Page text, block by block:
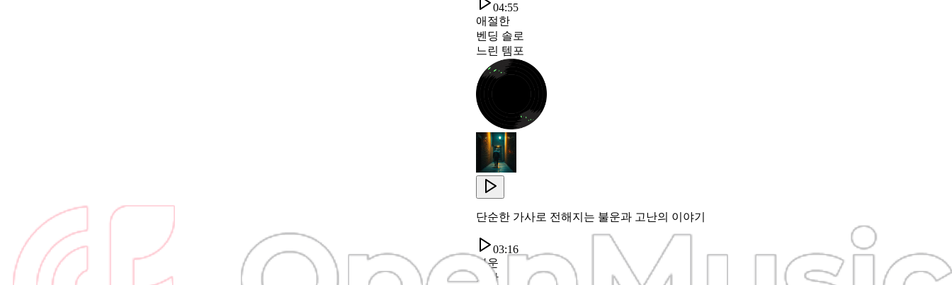
04:55
애절한
벤딩 솔로
느린 템포
단순한 가사로 전해지는 불운과 고난의 이야기
03:16
불운
고난